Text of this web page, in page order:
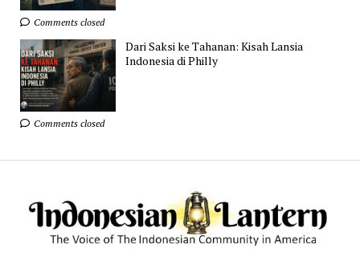
Comments closed
Dari Saksi ke Tahanan: Kisah Lansia
Indonesia di Philly
Comments closed